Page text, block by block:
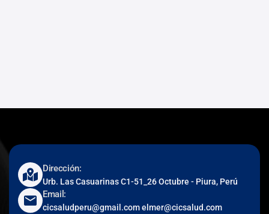
Dirección:
Urb. Las Casuarinas C1-51_26 Octubre - Piura, Perú
Email:
cicsaludperu@gmail.com elmer@cicsalud.com